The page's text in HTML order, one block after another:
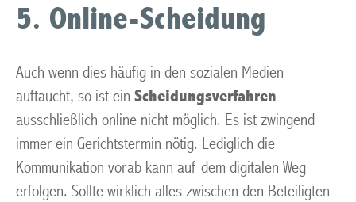
5. Online-Scheidung
Auch wenn dies häufig in den sozialen Medien
auftaucht, so ist ein Scheidungsverfahren
ausschließlich online nicht möglich. Es ist zwingend
immer ein Gerichtstermin nötig. Lediglich die
Kommunikation vorab kann auf dem digitalen Weg
erfolgen. Sollte wirklich alles zwischen den Beteiligten